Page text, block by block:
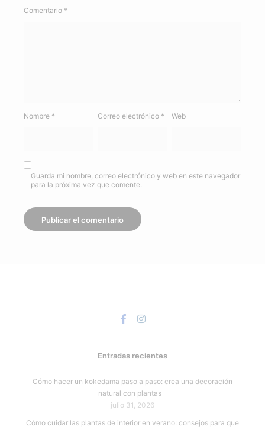
Comentario *
Nombre * Correo electrónico * Web
Guarda mi nombre, correo electrónico y web en este navegador
para la próxima vez que comente.
Entradas recientes
Cómo hacer un kokedama paso a paso: crea una decoración
natural con plantas
julio 31, 2026
Cómo cuidar las plantas de interior en verano: consejos para que